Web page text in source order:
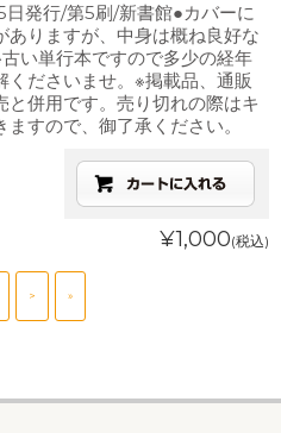
日発行/第5刷/新書館●カバーに
ありますが、中身は概ね良好な
い単行本ですので多少の経年
くださいませ。※掲載品、通販
併用です。売り切れの際はキ
すので、御了承ください。
¥1,000(税込)
> »